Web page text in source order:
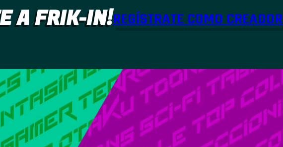
A FRIK-IN!REGÍSTRATE COMO CREADOR